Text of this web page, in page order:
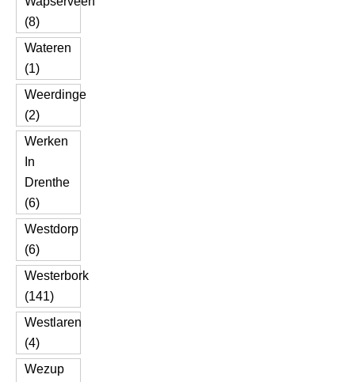
(8)
Wateren
(1)
Weerdinge
(2)
Werken
In
Drenthe
(6)
Westdorp
(6)
Westerbork
(141)
Westlaren
(4)
Wezup